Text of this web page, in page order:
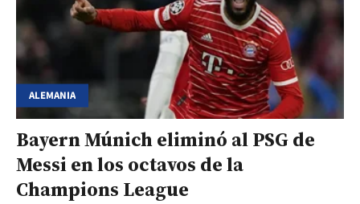
ALEMANIA
Bayern Múnich eliminó al PSG de
Messi en los octavos de la
Champions League